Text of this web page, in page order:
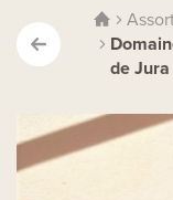
de Jura